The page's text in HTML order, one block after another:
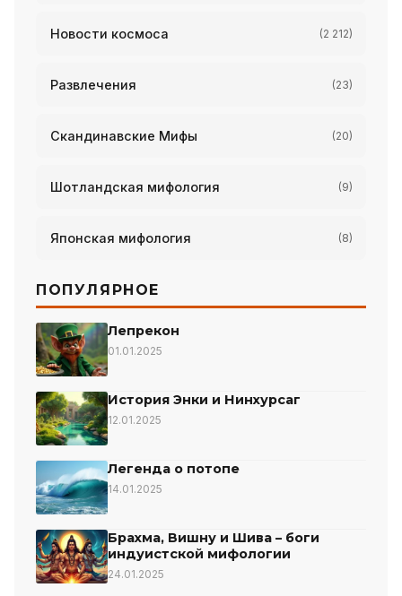
Новости космоса (2 212)
Развлечения (23)
Скандинавские Мифы (20)
Шотландская мифология (9)
Японская мифология (8)
ПОПУЛЯРНОЕ
Лепрекон
01.01.2025
История Энки и Нинхурсаг
12.01.2025
Легенда о потопе
14.01.2025
Брахма, Вишну и Шива – боги
индуистской мифологии
24.01.2025